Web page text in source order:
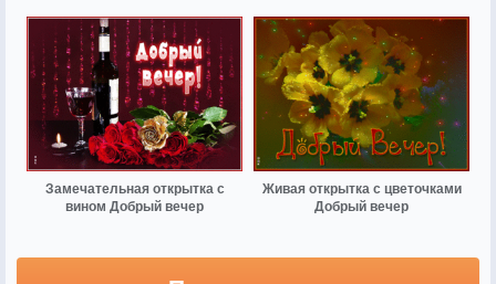
Замечательная открытка с
вином Добрый вечер
Живая открытка с цветочками
Добрый вечер